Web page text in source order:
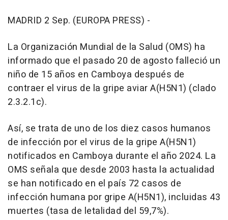
MADRID 2 Sep. (EUROPA PRESS) -
La Organización Mundial de la Salud (OMS) ha
informado que el pasado 20 de agosto falleció un
niño de 15 años en Camboya después de
contraer el virus de la gripe aviar A(H5N1) (clado
2.3.2.1c).
Así, se trata de uno de los diez casos humanos
de infección por el virus de la gripe A(H5N1)
notificados en Camboya durante el año 2024. La
OMS señala que desde 2003 hasta la actualidad
se han notificado en el país 72 casos de
infección humana por gripe A(H5N1), incluidas 43
muertes (tasa de letalidad del 59,7%).